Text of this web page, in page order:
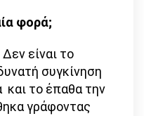
φορά;
είναι το
συγκίνηση
και το έπαθα την
γράφοντας